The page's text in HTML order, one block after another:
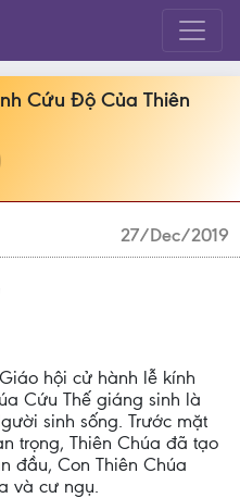
Cứu Độ Của Thiên
27/Dec/2019
hội cử hành lễ kính
Cứu Thế giáng sinh là
sinh sống. Trước mặt
trọng, Thiên Chúa đã tạo
đầu, Con Thiên Chúa
và cư ngụ.